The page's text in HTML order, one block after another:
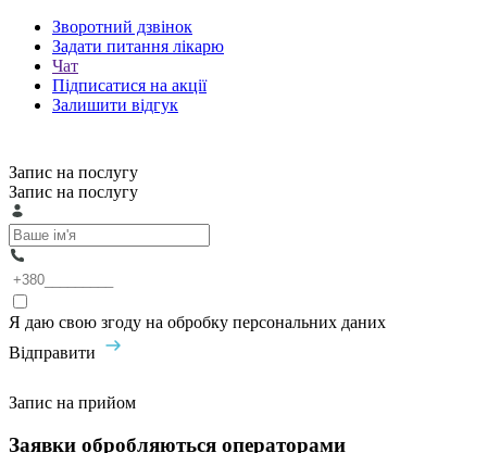
Зворотний дзвінок
Задати питання лікарю
Чат
Підписатися на акції
Залишити відгук
Запис на послугу
Запис на послугу
Я даю свою згоду на обробку персональних даних
Відправити
Запис на прийом
Заявки обробляються операторами